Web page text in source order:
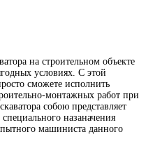
на строительном объекте
условиях. С этой
сможете исполнить
монтажных работ при
собою представляет
назаначения
машиниста данного